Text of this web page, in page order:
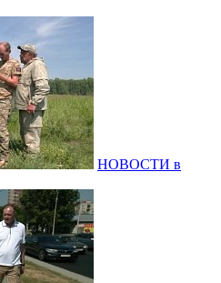
НОВОСТИ в